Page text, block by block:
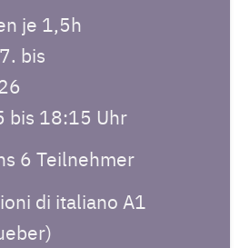
je 1,5h
bis
bis 18:15 Uhr
6 Teilnehmer
di italiano A1